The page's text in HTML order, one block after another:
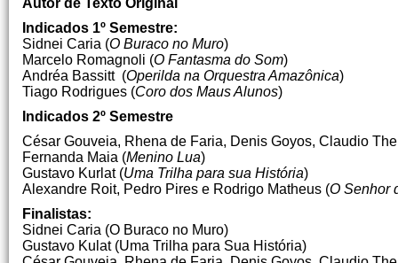
Autor de Texto Original
Indicados 1º Semestre:
Sidnei Caria (O Buraco no Muro)
Marcelo Romagnoli (O Fantasma do Som)
Andréa Bassitt (Operilda na Orquestra Amazônica)
Tiago Rodrigues (Coro dos Maus Alunos)
Indicados 2º Semestre
César Gouveia, Rhena de Faria, Denis Goyos, Claudio
Fernanda Maia (Menino Lua)
Gustavo Kurlat (Uma Trilha para sua História)
Alexandre Roit, Pedro Pires e Rodrigo Matheus (O Senhor
Finalistas:
Sidnei Caria (O Buraco no Muro)
Gustavo Kulat (Uma Trilha para Sua História)